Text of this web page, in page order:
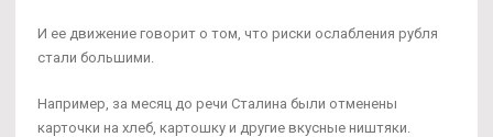
И ее движение говорит о том, что риски ослабления рубля
стали большими.
Например, за месяц до речи Сталина были отменены
карточки на хлеб, картошку и другие вкусные ништяки.